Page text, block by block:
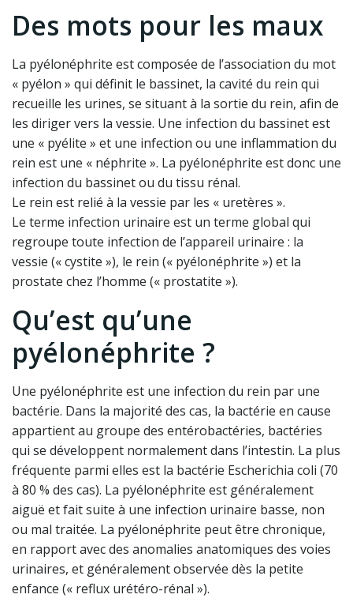
Des mots pour les maux
La pyélonéphrite est composée de l’association du mot
« pyélon » qui définit le bassinet, la cavité du rein qui
recueille les urines, se situant à la sortie du rein, afin de
les diriger vers la vessie. Une infection du bassinet est
une « pyélite » et une infection ou une inflammation du
rein est une « néphrite ». La pyélonéphrite est donc une
infection du bassinet ou du tissu rénal.
Le rein est relié à la vessie par les « uretères ».
Le terme infection urinaire est un terme global qui
regroupe toute infection de l’appareil urinaire : la
vessie (« cystite »), le rein (« pyélonéphrite ») et la
prostate chez l’homme (« prostatite »).
Qu’est qu’une
pyélonéphrite ?
Une pyélonéphrite est une infection du rein par une
bactérie. Dans la majorité des cas, la bactérie en cause
appartient au groupe des entérobactéries, bactéries
qui se développent normalement dans l’intestin. La plus
fréquente parmi elles est la bactérie Escherichia coli (70
à 80 % des cas). La pyélonéphrite est généralement
aiguë et fait suite à une infection urinaire basse, non
ou mal traitée. La pyélonéphrite peut être chronique,
en rapport avec des anomalies anatomiques des voies
urinaires, et généralement observée dès la petite
enfance (« reflux urétéro-rénal »).